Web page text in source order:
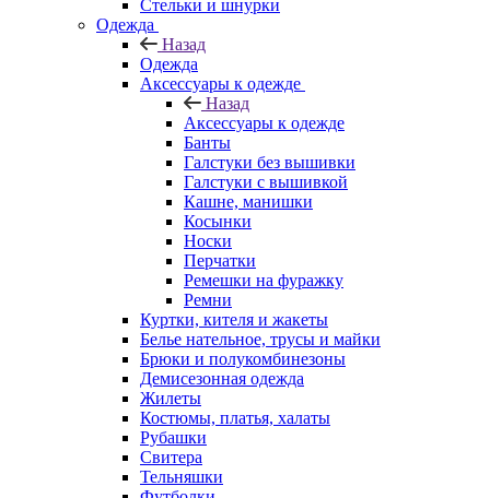
Стельки и шнурки
Одежда
Назад
Одежда
Аксессуары к одежде
Назад
Аксессуары к одежде
Банты
Галстуки без вышивки
Галстуки с вышивкой
Кашне, манишки
Косынки
Носки
Перчатки
Ремешки на фуражку
Ремни
Куртки, кителя и жакеты
Белье нательное, трусы и майки
Брюки и полукомбинезоны
Демисезонная одежда
Жилеты
Костюмы, платья, халаты
Рубашки
Свитера
Тельняшки